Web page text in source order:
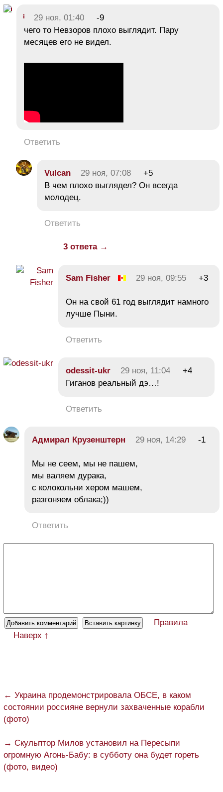
29 ноя, 01:40
-9
чего то Невзоров плохо выглядит. Пару
месяцев его не видел.
Ответить
Vulcan 29 ноя, 07:08
+5
В чем плохо выглядел? Он всегда
молодец.
Ответить
3 ответа →
Sam Fisher 29 ноя, 09:55 +3
Он на свой 61 год выглядит намного
лучше Пыни.
Ответить
odessit-ukr 29 ноя, 11:04
+4
Гиганов реальный дэ…!
Ответить
Адмирал Крузенштерн 29 ноя, 14:29 -1
Мы не сеем, мы не пашем,
мы валяем дурака,
с колокольни хером машем,
разгоняем облака;))
Ответить
Правила
Наверх ↑
← Украина продемонстрировала ОБСЕ, в каком
состоянии россияне вернули захваченные корабли
(фото)
→ Скульптор Милов установил на Пересыпи
огромную Агонь-Бабу: в субботу она будет гореть
(фото, видео)